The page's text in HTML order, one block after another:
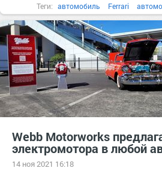
Теги: автомобиль Ferrari
Webb Motorworks
электромотора в любой
14 ноя 2021 16:18